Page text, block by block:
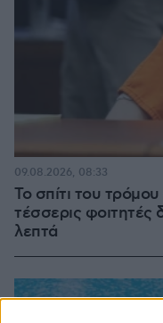
Το σπίτι του
τέσσερις
λεπτά
09.08.2026, 08:33